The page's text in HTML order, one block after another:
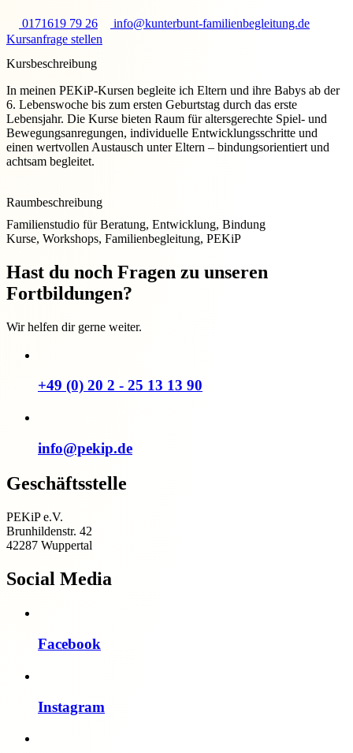
0171619 79 26
info@kunterbunt-familienbegleitung.de
Kursanfrage stellen
Kursbeschreibung
In meinen PEKiP-Kursen begleite ich Eltern und ihre Babys ab der
6. Lebenswoche bis zum ersten Geburtstag durch das erste
Lebensjahr. Die Kurse bieten Raum für altersgerechte Spiel- und
Bewegungsanregungen, individuelle Entwicklungsschritte und
einen wertvollen Austausch unter Eltern – bindungsorientiert und
achtsam begleitet.
Raumbeschreibung
Familienstudio für Beratung, Entwicklung, Bindung
Kurse, Workshops, Familienbegleitung, PEKiP
Hast du noch Fragen zu unseren
Fortbildungen?
Wir helfen dir gerne weiter.
+49 (0) 20 2 - 25 13 13 90
info@pekip.de
Geschäftsstelle
PEKiP e.V.
Brunhildenstr. 42
42287 Wuppertal
Social Media
Facebook
Instagram